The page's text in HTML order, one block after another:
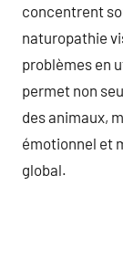
concentrent
naturopathie
problèmes en
permet non
des animaux,
émotionnel et
global.